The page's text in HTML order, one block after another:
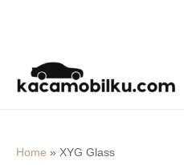
content
Home » XYG Glass